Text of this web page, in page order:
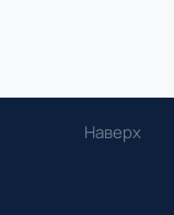
Наверх